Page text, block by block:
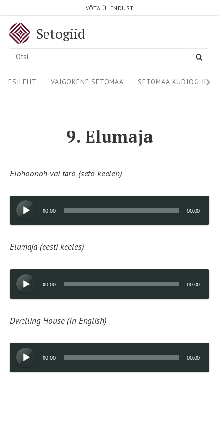
content
Setogiid
Search
VÕTA ÜHENDUST
Site
Navigation
ESILEHT VÄIGOKENE SETOMAA SETOMAA AUDIOGIIDID
9. Elumaja
Elohoonõh vai tarõ (seto keeleh)
Audioesitaja
00:00 00:00
Elumaja (eesti keeles)
Audioesitaja
00:00 00:00
Dwelling House (In English)
Audioesitaja
00:00 00:00